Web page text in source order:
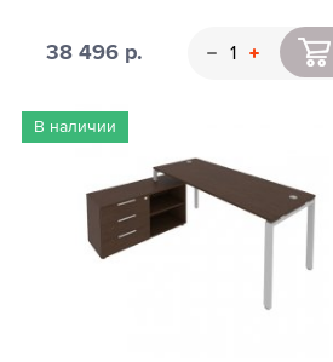
38 496 р.
В наличии